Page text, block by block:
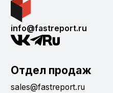
info@fastreport.ru
Отдел продаж
sales@fastreport.ru